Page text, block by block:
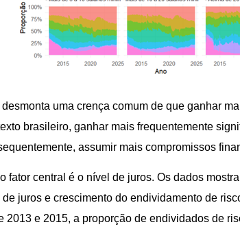
desmonta uma crença comum de que ganhar
brasileiro, ganhar mais frequentemente
assumir mais compromissos
fator central é o nível de juros. Os dados
de juros e crescimento do endividamento de
2013 e 2015, a proporção de endividados de